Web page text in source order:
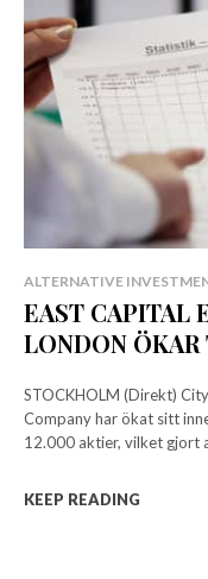
ALTERNATIVE
EAST CAPITAL
LONDON ÖKAR
STOCKHOLM (Direkt)
Company har ökat sitt
12.000 aktier, vilket gjort
KEEP READING